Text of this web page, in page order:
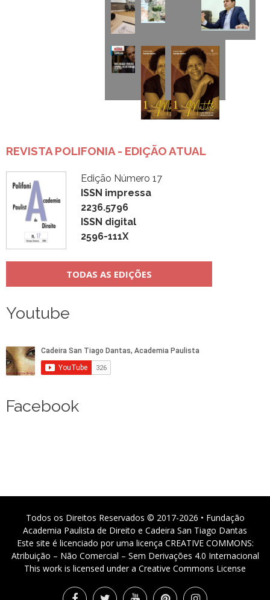
REVISTA POLIFONIA - EDIÇÃO ATUAL
Edição Número 17
ISSN impressa
2236.5796
ISSN digital
2596-111X
TODAS AS EDIÇÕES
Youtube
Facebook
Todos os Direitos Reservados © 2017-2026 • Fundação
Academia Paulista de Direito e Cadeira San Tiago Dantas
Este site é licenciado por uma licença CREATIVE COMMONS:
Atribuição – Não Comercial – Sem Derivações 4.0 Internacional
This work is licensed under a Creative Commons License